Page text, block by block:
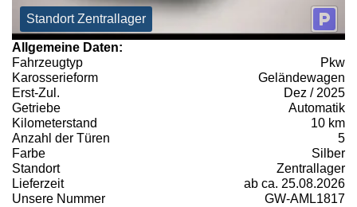
Standort Zentrallager
Allgemeine Daten:
Fahrzeugtyp
Pkw
Karosserieform
Geländewagen
Erst-Zul.
Dez / 2025
Getriebe
Automatik
Kilometerstand
10 km
Anzahl der Türen
5
Farbe
Silber
Standort
Zentrallager
Lieferzeit
ab ca. 25.08.2026
Unsere Nummer
GW-AML1817